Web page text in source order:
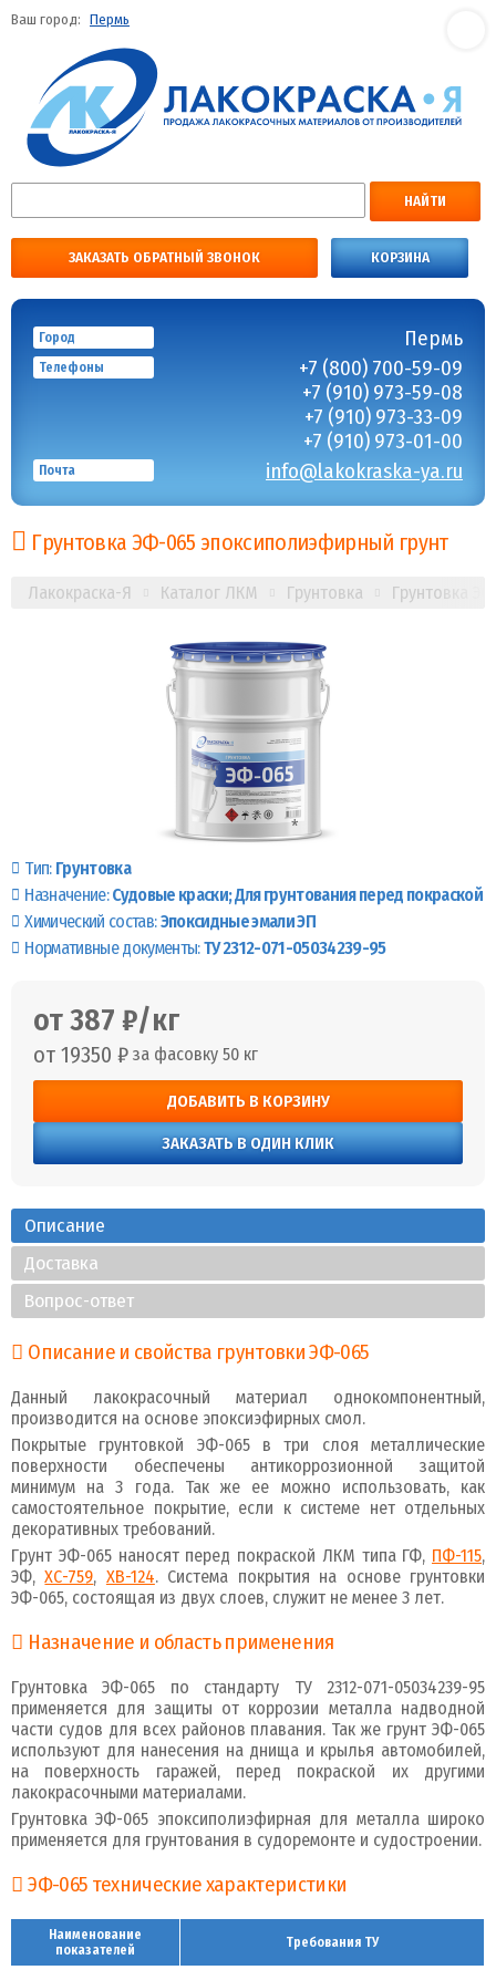
Ваш город: Пермь
НАЙТИ
ЗАКАЗАТЬ ОБРАТНЫЙ ЗВОНОК КОРЗИНА
Город Пермь
Телефоны
+7 (800) 700-59-09
+7 (910) 973-59-08
+7 (910) 973-33-09
+7 (910) 973-01-00
Почта info@lakokraska-ya.ru
Грунтовка ЭФ-065 эпоксиполиэфирный грунт
Лакокраска-Я Каталог ЛКМ Грунтовка Грунтовка
Тип: Грунтовка
Назначение:Судовые краски Для грунтования перед покраской
Химический состав:Эпоксидные эмали ЭП
Нормативные документы:ТУ 2312-071-05034239-95
от 387 ₽/кг
от 19350 ₽ за фасовку 50 кг
ДОБАВИТЬ В КОРЗИНУ
ЗАКАЗАТЬ В ОДИН КЛИК
Описание
Доставка
Вопрос-ответ
Описание и свойства грунтовки ЭФ-065
Данный лакокрасочный материал однокомпонентный,
производится на основе эпоксиэфирных смол.
Покрытые грунтовкой ЭФ-065 в три слоя металлические
поверхности обеспечены антикоррозионной защитой
минимум на 3 года. Так же ее можно использовать, как
самостоятельное покрытие, если к системе нет отдельных
декоративных требований.
Грунт ЭФ-065 наносят перед покраской ЛКМ типа ГФ, ПФ-115,
ЭФ,ХС-759, ХВ-124. Система покрытия на основе грунтовки
ЭФ-065, состоящая из двух слоев, служит не менее 3 лет.
Назначение и область применения
Грунтовка ЭФ-065 по стандарту ТУ 2312-071-05034239-95
применяется для защиты от коррозии металла надводной
части судов для всех районов плавания. Так же грунт ЭФ-065
используют для нанесения на днища и крылья автомобилей,
на поверхность гаражей, перед покраской их другими
лакокрасочными материалами.
Грунтовка ЭФ-065 эпоксиполиэфирная для металла широко
применяется для грунтования в судоремонте и судостроении.
ЭФ-065 технические характеристики
Наименование
показателей
Требования ТУ